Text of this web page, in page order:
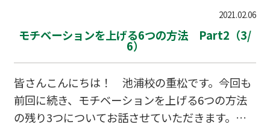
てもらい、はじめて意味がわかったという次第で
す。 ということで、保護者の皆さんは今の「若者
ことば」どれくらいご存知ですか？ ・「あせあ
せ」 ・…
４月１日が一年の始まりと言った方がしっくりき
ます。 中学・高校・大学への受験生だった皆さ
めでとうございます！！ 今頃、それぞれが入学準
備にお忙しい時だと察します。 皆さんの中には、
一番目に志望していた学校では無かった方もいる
と思います。 しかし、思い出してください、受験
2021.02.06
モチベーションを上げる6つの方法 Part2（3/
6）
皆さんこんにちは！ 池浦校の重松です。今回も
前回に続き、モチベーションを上げる6つの方法
の残り3つについてお話させていただきます。前